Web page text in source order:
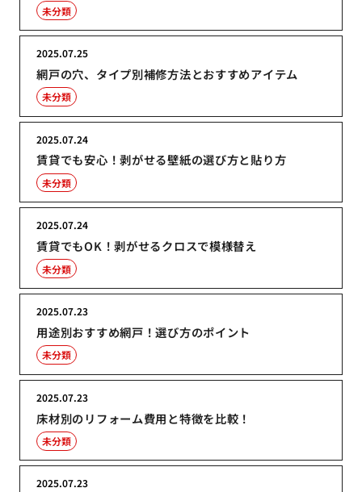
未分類
網戸の穴、タイプ別補修方法とおすすめアイテム
2025.07.25
未分類
賃貸でも安心！剥がせる壁紙の選び方と貼り方
2025.07.24
未分類
賃貸でもOK！剥がせるクロスで模様替え
2025.07.24
未分類
用途別おすすめ網戸！選び方のポイント
2025.07.23
未分類
床材別のリフォーム費用と特徴を比較！
2025.07.23
未分類
2025.07.23